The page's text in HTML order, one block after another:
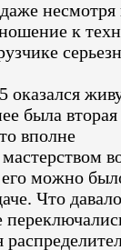
к
оказался
была вторая
вполне
можно
Что